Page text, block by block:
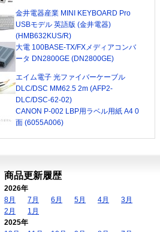
金井電器産業 MINI KEYBOARD Pro
USBモデル 英語版 (金井電器)
(HMB632KUS/R)
大電 100BASE-TX/FXメディアコンバ
ータ DN2800GE (DN2800GE)
エイム電子 光ファイバーケーブル
DLC/DSC MM62.5 2m (AFP2-
DLC/DSC-62-02)
CANON P-002 LBP用ラベル用紙 A4 0
面 (6055A006)
商品更新履歴
2026年
8月
7月 6月 5月 4月
3月
2月
1月
2025年